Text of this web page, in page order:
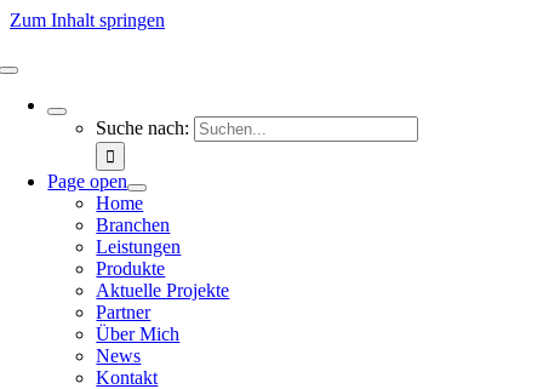
Zum Inhalt springen
Suche nach:
Page open
Home
Branchen
Leistungen
Produkte
Aktuelle Projekte
Partner
Über Mich
News
Kontakt